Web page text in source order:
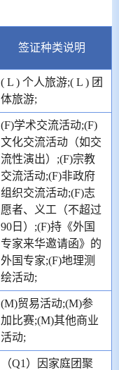
签证种类说明
( L ) 个人旅游;( L ) 团
体旅游;
(F)学术交流活动;(F)
文化交流活动（如交
流性演出）;(F)宗教
交流活动;(F)非政府
组织交流活动;(F)志
愿者、义工（不超过
90日）;(F)持《外国
专家来华邀请函》的
外国专家;(F)地理测
绘活动;
(M)贸易活动;(M)参
加比赛;(M)其他商业
活动;
（Q1）因家庭团聚